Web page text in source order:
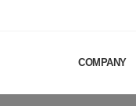
COMPANY